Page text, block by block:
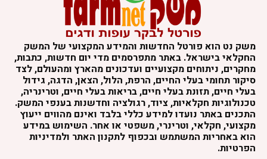
משק נט הוא פורטל החדשות והמידע המקצועי של המשק
החקלאי בישראל. באתר מתפרסמים מדי יום חדשות, כתבות,
מחקרים, ניתוחים מקצועיים ועדכונים מהארץ ומהעולם, לצד
סיקור תחומי בעלי החיים, הרפת, הלול, הצאן, הדגה, גידול
בעלי חיים, תזונת בעלי חיים, בריאות בעלי חיים, וטרינריה,
טכנולוגיות חקלאיות, ציוד, רגולציה וחדשנות בענפי המשק.
התכנים באתר נועדו למידע כללי בלבד ואינם מהווים ייעוץ
מקצועי, חקלאי, וטרינרי, משפטי או אחר. השימוש במידע
הוא באחריות המשתמש ובכפוף לתקנון האתר ולמדיניות
הפרטיות.